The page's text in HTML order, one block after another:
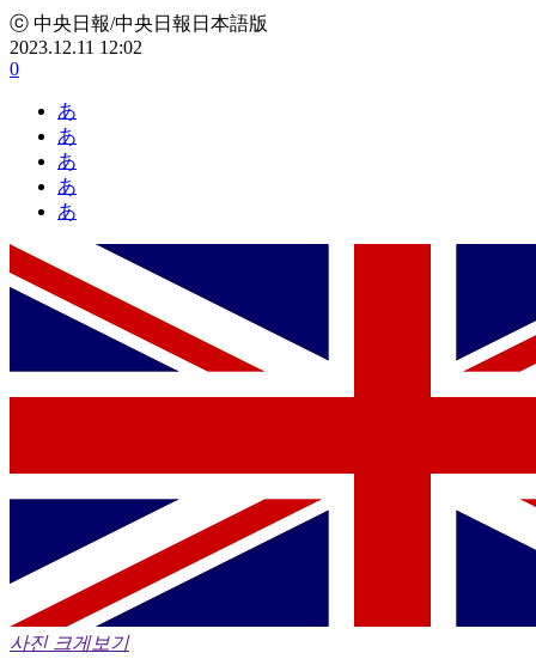
ⓒ 中央日報/中央日報日本語版
2023.12.11 12:02
0
あ
あ
あ
あ
あ
사진 크게보기